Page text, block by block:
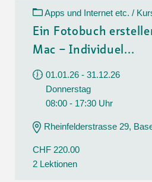
Apps und Internet etc. /
Ein Fotobuch
Mac – Individuel...
01.01.26 - 31.12.26
Donnerstag
08:00 - 17:30 Uhr
Rheinfelderstrasse 29,
CHF 220.00
2 Lektionen